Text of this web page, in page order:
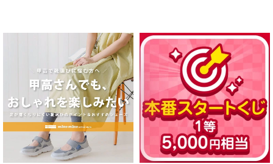
ヒールの高さ
絞り込んで検索する